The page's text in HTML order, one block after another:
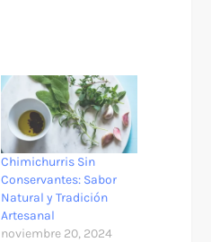
Chimichurris Sin
Conservantes: Sabor
Natural y Tradición
Artesanal
noviembre 20, 2024